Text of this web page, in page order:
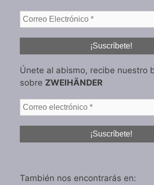
Únete al abismo, recibe nuestro
sobre ZWEIHÄNDER
También nos encontrarás en: